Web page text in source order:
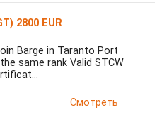
2800 EUR
Barge in Taranto Port
same rank Valid STCW
Смотреть